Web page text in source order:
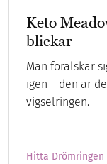
Keto
blickar
Man förälskar
igen – den är
vigselringen.
Hitta Drömringen